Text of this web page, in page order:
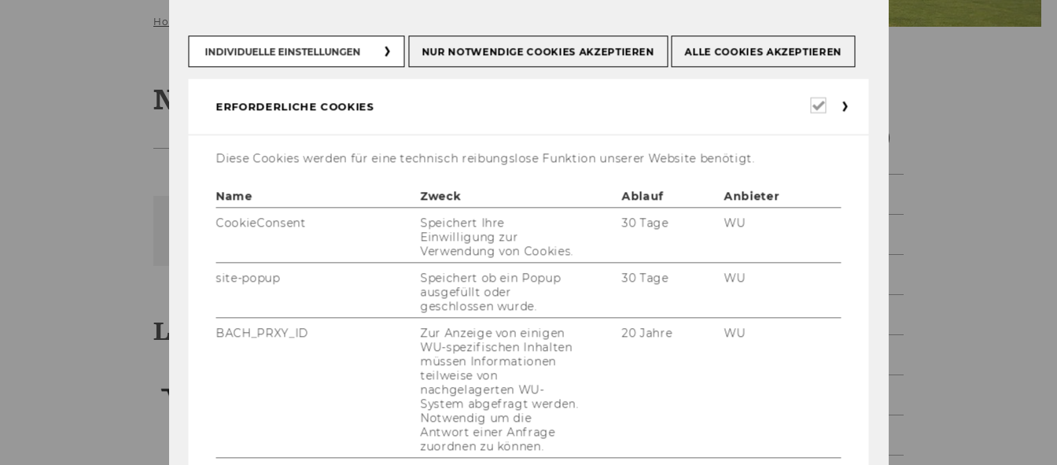
Home
News
Der Inhalt dieser Seite ist aktuell nur auf Englisch verfügbar.
Latest News
Sport and International Business
Course with Thomas Berger & Philipp
Pilatowicz
A course on the global football business,
Research Initative
Sports and
Management (RISM)
Home
News
Activity
INDIVIDUELLE EINSTELLUNGEN NUR NOTWENDIGE COOKIES AKZEPTIEREN ALLE COOKIES AKZEPTIEREN
ERFORDERLICHE COOKIES
Erforderliche
Diese Cookies werden für eine technisch reibungslose Funktion unserer Website benötigt.
Name Zweck Ablauf
Anbieter
CookieConsent
Speichert Ihre
Einwilligung zur
Verwendung von Cookies.
30 Tage WU
site-popup
Speichert ob ein Popup
ausgefüllt oder
geschlossen wurde.
30 Tage WU
BACH_PRXY_ID
Zur Anzeige von einigen
WU-spezifischen Inhalten
müssen Informationen
teilweise von
nachgelagerten WU-
System abgefragt werden.
Notwendig um die
Antwort einer Anfrage
zuordnen zu können.
20 Jahre WU